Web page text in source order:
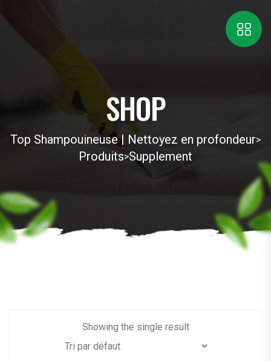
SHOP
Top Shampouineuse | Nettoyez en profondeur>
Produits>Supplement
Showing the single result